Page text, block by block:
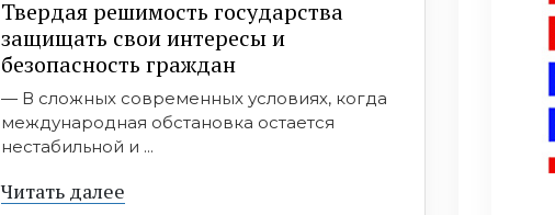
Твердая решимость государства
защищать свои интересы и
безопасность граждан
— В сложных современных условиях, когда
международная обстановка остается
нестабильной и ...
Читать далее